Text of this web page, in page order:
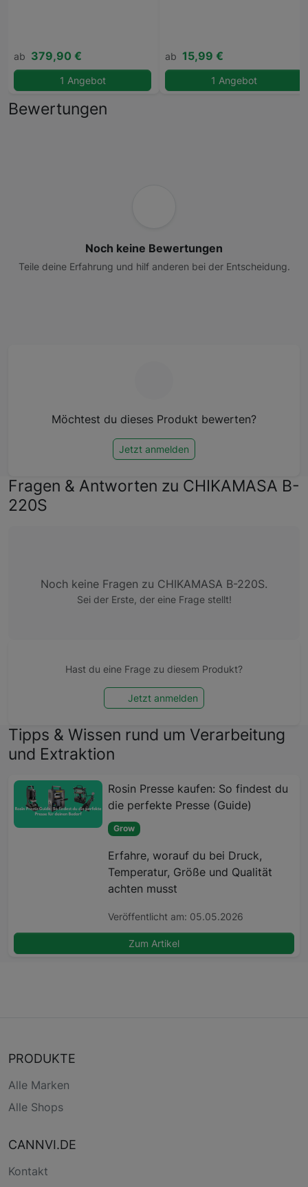
ab 379,90 €
1 Angebot
ab 15,99 €
1 Angebot
Bewertungen
Noch keine Bewertungen
Teile deine Erfahrung und hilf anderen bei der Entscheidung.
Möchtest du dieses Produkt bewerten?
Jetzt anmelden
Fragen & Antworten zu CHIKAMASA B-
220S
Noch keine Fragen zu CHIKAMASA B-220S.
Sei der Erste, der eine Frage stellt!
Hast du eine Frage zu diesem Produkt?
Jetzt anmelden
Tipps & Wissen rund um Verarbeitung
und Extraktion
Rosin Presse kaufen: So findest du
die perfekte Presse (Guide)
Grow
Erfahre, worauf du bei Druck,
Temperatur, Größe und Qualität
achten musst
Veröffentlicht am: 05.05.2026
Zum Artikel
PRODUKTE
Alle Marken
Alle Shops
CANNVI.DE
Kontakt